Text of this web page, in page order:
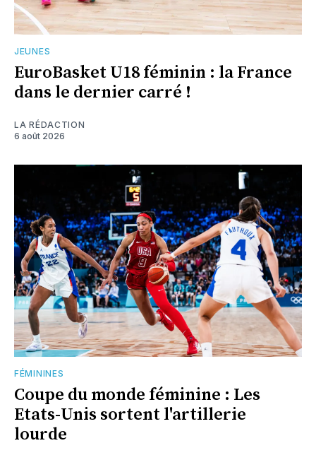
JEUNES
EuroBasket U18 féminin : la France
dans le dernier carré !
LA RÉDACTION
6 août 2026
FÉMININES
Coupe du monde féminine : Les
Etats-Unis sortent l'artillerie
lourde